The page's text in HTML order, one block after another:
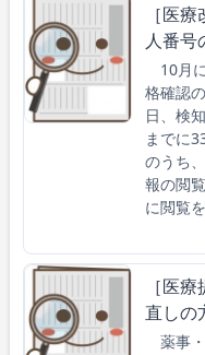
［医
人番
10月
格確認
日、検
までに
のうち
報の閲
に閲覧
［医
直しの
薬事